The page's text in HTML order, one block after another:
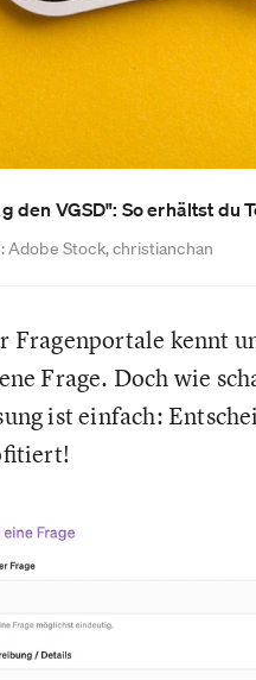
den VGSD": So erhältst du
Adobe Stock, christianchan
Fragenportale kennt
Frage. Doch wie
ist einfach: